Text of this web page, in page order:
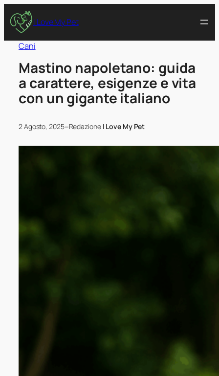
I Love My Pet
Cani
Mastino napoletano: guida
a carattere, esigenze e vita
con un gigante italiano
2 Agosto, 2025–Redazione I Love My Pet